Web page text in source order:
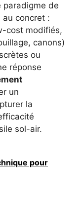
paradigme de
concret :
cost modifiés,
canons)
ou
réponse
un
la
sol-air.
pour